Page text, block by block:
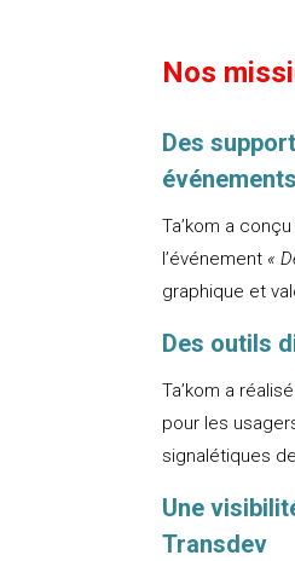
Nos
Des
Ta’kom a
l’événement «
graphique et
Des outils
Ta’kom a
pour les
signalétiques
Une
Transdev